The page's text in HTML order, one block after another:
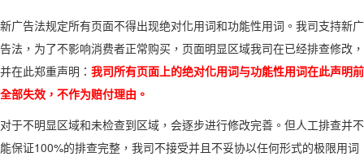
新广告法规定所有页面不得出现绝对化用词和功能性用词。我司支持新广
告法，为了不影响消费者正常购买，页面明显区域我司在已经排查修改，
并在此郑重声明： 我司所有页面上的绝对化用词与功能性用词在此声明前
全部失效，不作为赔付理由。
对于不明显区域和未检查到区域，会逐步进行修改完善。但人工排查并不
能保证100%的排查完整，我司不接受并且不妥协以任何形式的极限用词